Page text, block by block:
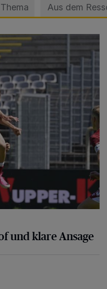
Aus dem
und klare Ansage